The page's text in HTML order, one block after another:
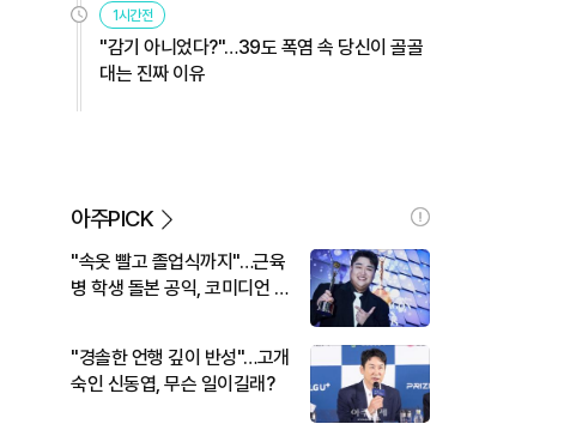
1시간전
"감기 아니었다?"…39도 폭염 속 당신이 골골
대는 진짜 이유
아주PICK
"속옷 빨고 졸업식까지"…근육
병 학생 돌본 공익, 코미디언 김
"경솔한 언행 깊이 반성"…고개
숙인 신동엽, 무슨 일이길래?